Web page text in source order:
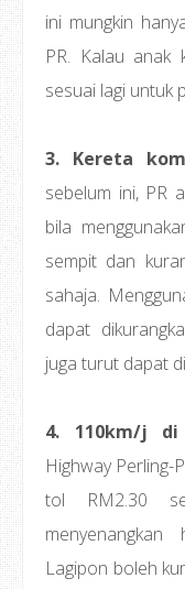
ini mungkin
PR. Kalau
sesuai lagi untuk
3. Kereta
sebelum ini, PR
bila
sempit dan
sahaja.
dapat
juga turut dapat
4. 110km/j di
Highway Perling-
tol RM2.30
Lagipon boleh